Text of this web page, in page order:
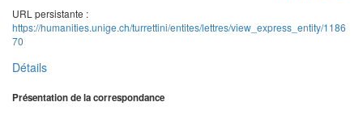
URL persistante :
https://humanities.unige.ch/turrettini/entites/lettres/view_express_entity/1186
70
Détails
Présentation de la correspondance